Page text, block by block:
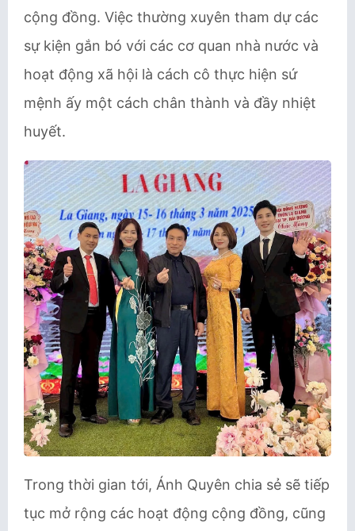
cộng đồng. Việc thường xuyên tham dự các
sự kiện gắn bó với các cơ quan nhà nước và
hoạt động xã hội là cách cô thực hiện sứ
mệnh ấy một cách chân thành và đầy nhiệt
huyết.
Trong thời gian tới, Ánh Quyên chia sẻ sẽ tiếp
tục mở rộng các hoạt động cộng đồng, cũng